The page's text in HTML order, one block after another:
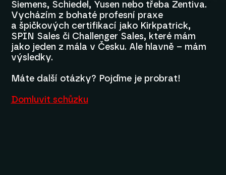
Siemens, Schiedel, Yusen nebo třeba Zentiva.
Vycházím z bohaté profesní praxe
a špičkových certifikací jako Kirkpatrick,
SPIN Sales či Challenger Sales, které mám
jako jeden z mála v Česku. Ale hlavně – mám
výsledky.
Máte další otázky? Pojďme je probrat!
Domluvit schůzku